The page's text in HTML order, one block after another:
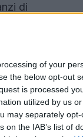
of your
the below opt-out
is processed
utilized by us
may separately
the IAB’s list of
di
la sua
un